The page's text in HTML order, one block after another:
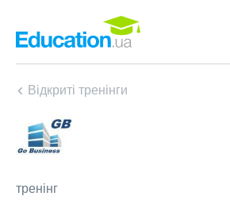
Відкриті тренінги
тренінг